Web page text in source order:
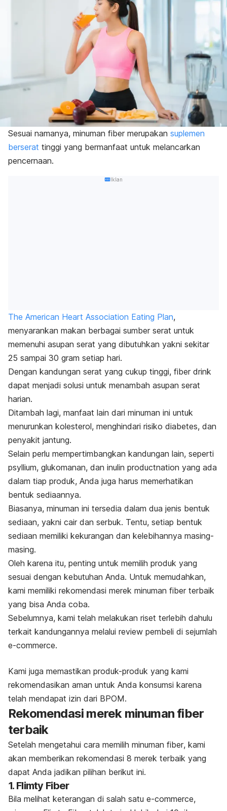
Sesuai namanya, minuman fiber merupakan suplemen
berserat tinggi yang bermanfaat untuk melancarkan
pencernaan.
Iklan
The American Heart Association Eating Plan,
menyarankan makan berbagai sumber serat untuk
memenuhi asupan serat yang dibutuhkan yakni sekitar
25 sampai 30 gram setiap hari.
Dengan kandungan serat yang cukup tinggi, fiber drink
dapat menjadi solusi untuk menambah asupan serat
harian.
Ditambah lagi, manfaat lain dari minuman ini untuk
menurunkan kolesterol, menghindari risiko diabetes, dan
penyakit jantung.
Selain perlu mempertimbangkan kandungan lain, seperti
psyllium, glukomanan, dan inulin productnation yang ada
dalam tiap produk, Anda juga harus memerhatikan
bentuk sediaannya.
Biasanya, minuman ini tersedia dalam dua jenis bentuk
sediaan, yakni cair dan serbuk. Tentu, setiap bentuk
sediaan memiliki kekurangan dan kelebihannya masing-
masing.
Oleh karena itu, penting untuk memilih produk yang
sesuai dengan kebutuhan Anda. Untuk memudahkan,
kami memiliki rekomendasi merek minuman fiber terbaik
yang bisa Anda coba.
Sebelumnya, kami telah melakukan riset terlebih dahulu
terkait kandungannya melalui review pembeli di sejumlah
e-commerce.
Kami juga memastikan produk-produk yang kami
rekomendasikan aman untuk Anda konsumsi karena
telah mendapat izin dari BPOM.
Rekomendasi merek minuman fiber
terbaik
Setelah mengetahui cara memilih minuman fiber, kami
akan memberikan rekomendasi 8 merek terbaik yang
dapat Anda jadikan pilihan berikut ini.
1. Flimty Fiber
Bila melihat keterangan di salah satu e-commerce,